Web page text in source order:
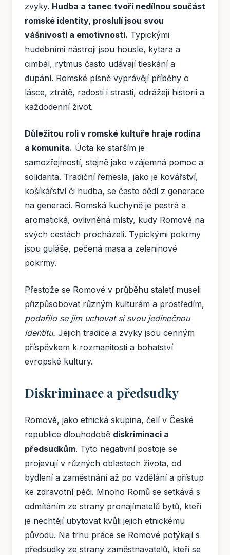
zvyky. Hudba a tanec tvoří nedílnou součást
romské identity, proslulí jsou svou
vášnivostí a emotivností. Typickými
hudebními nástroji jsou housle, kytara a
cimbál, rytmus často udávají tleskání a
dupání. Romské písně vyprávějí příběhy o
lásce, ztrátě, radosti i strasti, odrážejí historii a
každodenní život.
Důležitou roli v romské kultuře hraje rodina
a komunita. Úcta ke starším je
samozřejmostí, stejně jako vzájemná pomoc a
solidarita. Tradiční řemesla, jako je kovářství,
košíkářství či hudba, se často dědí z generace
na generaci. Romská kuchyně je pestrá a
aromatická, ovlivněná místy, kudy Romové na
svých cestách procházeli. Typickými pokrmy
jsou guláše, pečená masa a zeleninové
pokrmy.
Přestože se Romové v průběhu staletí museli
přizpůsobovat různým kulturám a prostředím,
podařilo se jim uchovat si svou jedinečnou
identitu. Jejich tradice a zvyky jsou cenným
příspěvkem k rozmanitosti a bohatství
evropské kultury.
Diskriminace a předsudky
Romové, jako etnická skupina, čelí v České
republice dlouhodobě diskriminaci a
předsudkům. Tyto negativní postoje se
projevují v různých oblastech života, od
bydlení a zaměstnání až po vzdělání a přístup
ke zdravotní péči. Mnoho Romů se setkává s
odmítáním ze strany pronajímatelů bytů, kteří
je nechtějí ubytovat kvůli jejich etnickému
původu. Na trhu práce se Romové potýkají s
předsudky ze strany zaměstnavatelů, kteří se